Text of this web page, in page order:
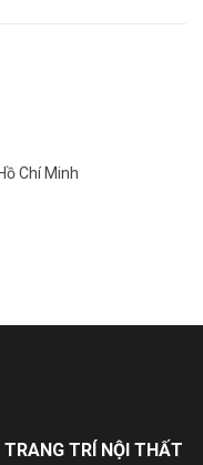
Chí Minh
TRÍ NỘI THẤT